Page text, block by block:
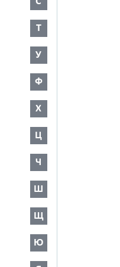
Т
У
Ф
Х
Ц
Ч
Ш
Щ
Ю